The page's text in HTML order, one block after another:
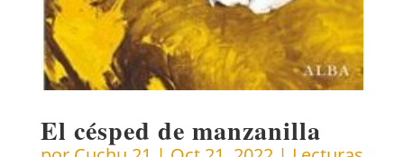
El césped de manzanilla